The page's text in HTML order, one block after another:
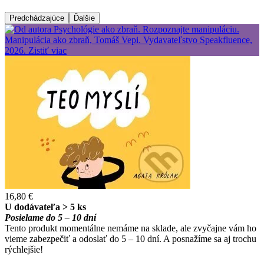
Predchádzajúce Ďalšie
16,80 €
U dodávateľa > 5 ks
Posielame do 5 – 10 dní
Tento produkt momentálne nemáme na sklade, ale zvyčajne vám ho
vieme zabezpečiť a odoslať do 5 – 10 dní. A posnažíme sa aj trochu
rýchlejšie!